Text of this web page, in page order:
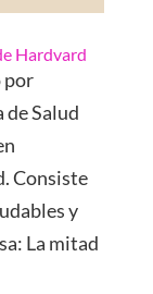
Hardvard
por
de Salud
Consiste
y
La mitad